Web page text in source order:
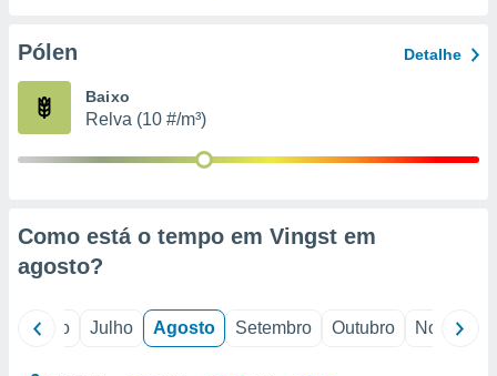
através
estudos
e
Pólen Detalhe
Baixo
Relva (10 #/m³)
Como está o tempo em Vingst em
agosto?
Junho Julho Agosto Setembro Outubro Novembro